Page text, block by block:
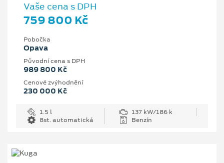
Vaše cena s DPH
759 800 Kč
Pobočka
Opava
Původní cena s DPH
989 800 Kč
Cenové zvýhodnění
230 000 Kč
1.5 l
137 kW/186 k
8st. automatická
Benzín